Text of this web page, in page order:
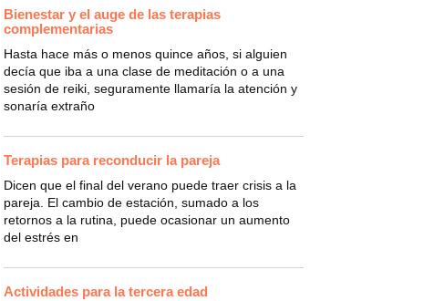
Bienestar y el auge de las terapias
complementarias
Hasta hace más o menos quince años, si alguien
decía que iba a una clase de meditación o a una
sesión de reiki, seguramente llamaría la atención y
sonaría extraño
Terapias para reconducir la pareja
Dicen que el final del verano puede traer crisis a la
pareja. El cambio de estación, sumado a los
retornos a la rutina, puede ocasionar un aumento
del estrés en
Actividades para la tercera edad